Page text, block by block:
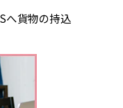
へ貨物の持込